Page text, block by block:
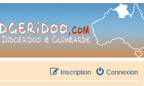
- retrouvez la communauté.
Connexion
Inscription